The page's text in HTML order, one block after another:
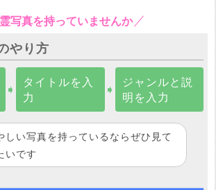
写真を持っていませんか
やり方
➧
タイトルを入
力
➧
ジャンルと説
明を入力
しい写真を持っているならぜひ見て
いです